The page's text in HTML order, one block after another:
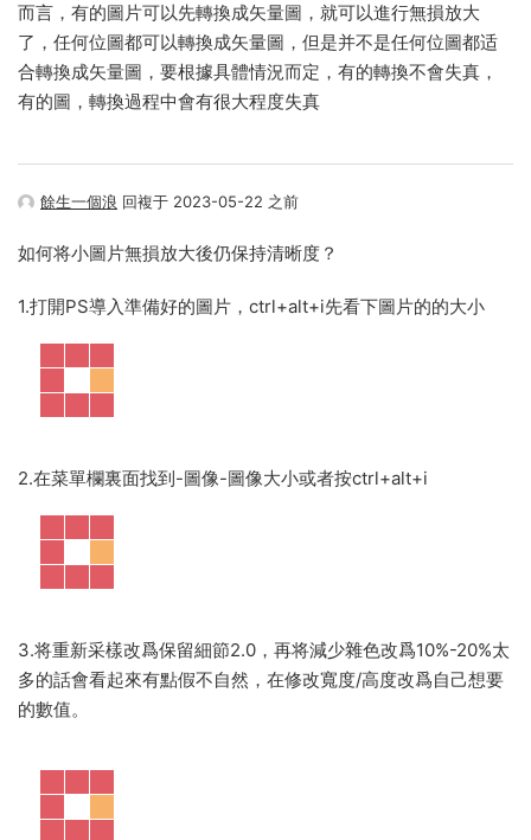
而言，有的圖片可以先轉換成矢量圖，就可以進行無損放大
了，任何位圖都可以轉換成矢量圖，但是并不是任何位圖都适
合轉換成矢量圖，要根據具體情況而定，有的轉換不會失真，
有的圖，轉換過程中會有很大程度失真
餘生一個浪 回複于 2023-05-22 之前
如何将小圖片無損放大後仍保持清晰度？
1.打開PS導入準備好的圖片，ctrl+alt+i先看下圖片的的大小
2.在菜單欄裏面找到-圖像-圖像大小或者按ctrl+alt+i
3.将重新采樣改爲保留細節2.0，再将減少雜色改爲10%-20%太
多的話會看起來有點假不自然，在修改寬度/高度改爲自己想要
的數值。